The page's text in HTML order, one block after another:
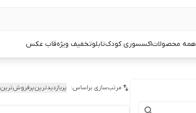
همه محصولاتاکسسوری کودکتابلوتخفیف ویژهقاب عکس
مرتب‌سازی براساس: پربازدیدترینپرفروش‌ترین